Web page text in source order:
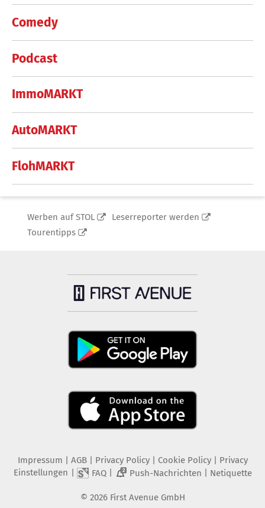
Comedy
Podcast
ImmoMARKT
AutoMARKT
FlohMARKT
Werben auf STOL
Leserreporter werden
Tourentipps
Impressum | AGB | Privacy Policy| Cookie Policy| Privacy
Einstellungen | FAQ| 2 Push-Nachrichten | Netiquette
© 2026 First Avenue GmbH